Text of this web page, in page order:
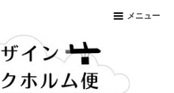
メニュー